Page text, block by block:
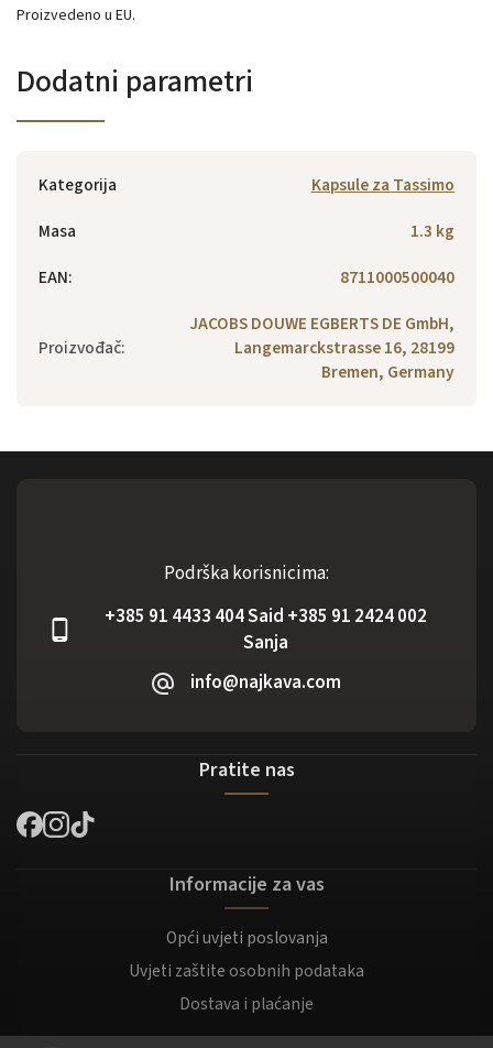
Proizvedeno u EU.
Dodatni parametri
Kategorija
Kapsule za Tassimo
Masa
1.3 kg
EAN: 8711000500040
Proizvođač:
JACOBS DOUWE EGBERTS DE GmbH,
Langemarckstrasse 16, 28199
Bremen, Germany
Podrška korisnicima:
+385 91 4433 404 Said +385 91 2424 002
Sanja
info@najkava.com
Pratite nas
Informacije za vas
Opći uvjeti poslovanja
Uvjeti zaštite osobnih podataka
Dostava i plaćanje